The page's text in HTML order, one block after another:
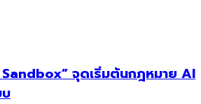
จุดเริ่มต้นกฎหมาย AI